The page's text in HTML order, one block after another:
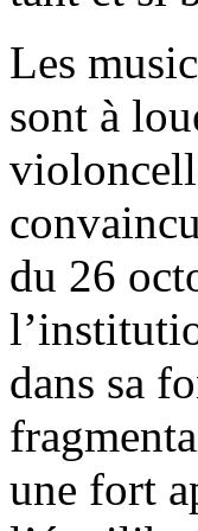
Les
sont à
du 26
dans sa
une fort